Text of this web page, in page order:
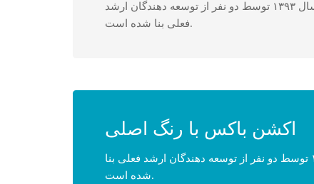
ابزار وردپرس یکی از ارائه دهندگان بزرگ خدمات وردپرس فارسی می باشد که در سال ۱۳۹۳ توسط دو نفر از توسعه دهندگان ارشد
فعلی بنا شده است.
اکشن باکس با رنگ اصلی
ابزار وردپرس یکی از ارائه دهندگان بزرگ خدمات وردپرس فارسی می باشد که در سال ۱۳۹۳ توسط دو نفر از توسعه دهندگان ارشد فعلی بنا
شده است.